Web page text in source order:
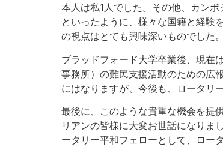
本人は私1人でした。その他、カン
といったように、様々な国籍と経験
の視点はとても興味深いものでした。
ブラッドフォード大学卒業後、現在
事務所）の難民支援活動のための広
にはなりますが、今後も、ロータリ
最後に、このような貴重な機会を提
リアンの皆様に大変お世話になりま
ータリー平和フェローとして、ロー